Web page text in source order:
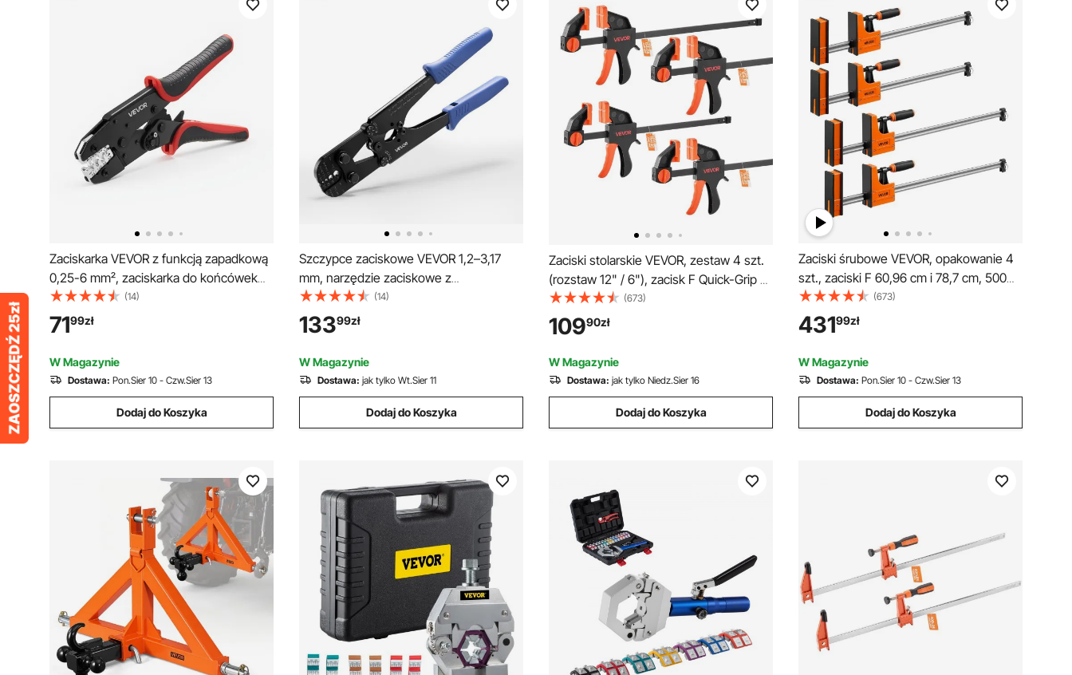
Zaciskarka VEVOR z funkcją zapadkową
0,25-6 mm², zaciskarka do końcówek
kablowych z wyraźnymi oznaczeniami
metrycznymi i AWG, szybkie zwalnianie,
regulowana siła zaciskania do wielu
połączeń
(14)
7199zł
W Magazynie
Dostawa: Pon.Sier 10 - Czw.Sier 13
Dodaj do Koszyka
Szczypce zaciskowe VEVOR 1,2–3,17
mm, narzędzie zaciskowe z
oznaczeniami metrycznymi i calowymi,
szczypce zaciskowe, szczypce
zaciskowe, prasa do lin stalowych do
owalnych i podwójnych tulejek
aluminiowych oraz tulejek miedzianych
wyżarzanych
(14)
13399zł
W Magazynie
Dostawa: jak tylko Wt.Sier 11
Dodaj do Koszyka
Zaciski stolarskie VEVOR, zestaw 4 szt.
(rozstaw 12" / 6"), zacisk F Quick-Grip o
nośności 70 kg, głębokość 70 mm,
zaciski plastikowe i stalowe, obróbka
metali
(673)
10990zł
W Magazynie
Dostawa: jak tylko Niedz.Sier 16
Dodaj do Koszyka
Zaciski śrubowe VEVOR, opakowanie 4
szt., zaciski F 60,96 cm i 78,7 cm, 500
kg, funkcja zaciskania/rozpierania w
dwóch kierunkach, miękkie gumowe
nóżki, pręt ze stali węglowej, do obróbki
drewna i metalu
(673)
43199zł
W Magazynie
Dostawa: Pon.Sier 10 - Czw.Sier 13
Dodaj do Koszyka